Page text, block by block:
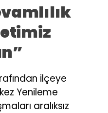
ilçeye
Yenileme
aralıksız